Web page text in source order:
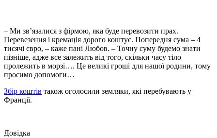
– Ми зв’язалися з фірмою, яка буде перевозити прах.
Перевезення і кремація дорого коштує. Попередня сума – 4
тисячі євро, – каже пані Любов. – Точну суму будемо знати
пізніше, адже все залежить від того, скільки часу тіло
пролежить в морзі…. Це великі гроші для нашої родини, тому
просимо допомоги…
Збір коштів також оголосили земляки, які перебувають у
Франції.
Довідка